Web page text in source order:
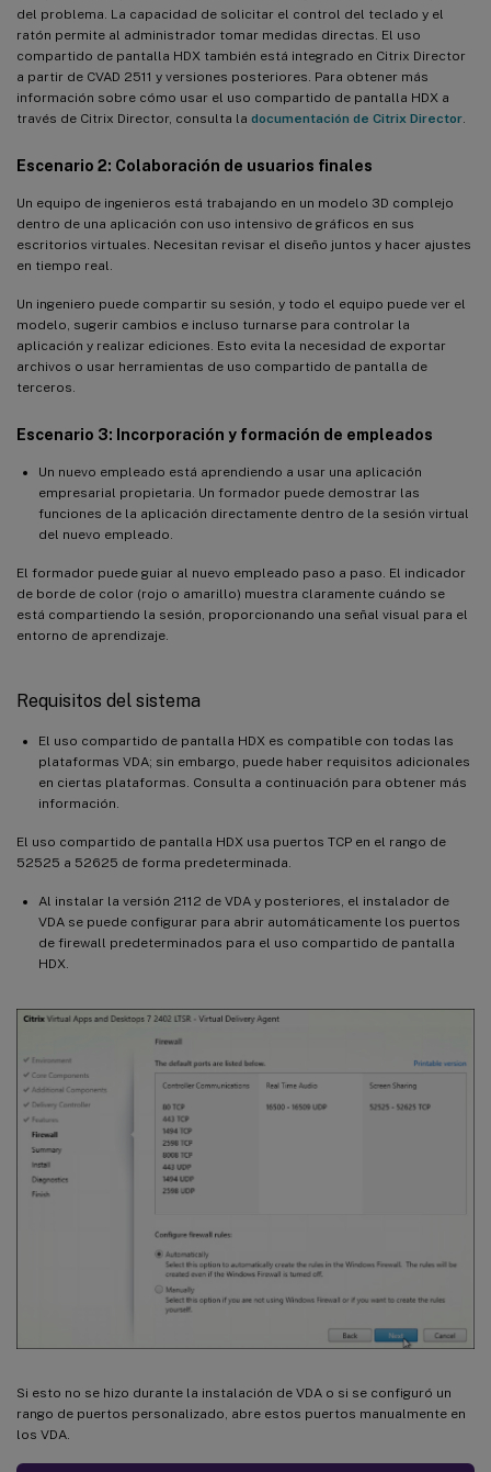
del problema. La capacidad de solicitar el control del teclado y el
ratón permite al administrador tomar medidas directas. El uso
compartido de pantalla HDX también está integrado en Citrix Director
a partir de CVAD 2511 y versiones posteriores. Para obtener más
información sobre cómo usar el uso compartido de pantalla HDX a
través de Citrix Director, consulta la documentación de Citrix Director.
Escenario 2: Colaboración de usuarios finales
Un equipo de ingenieros está trabajando en un modelo 3D complejo
dentro de una aplicación con uso intensivo de gráficos en sus
escritorios virtuales. Necesitan revisar el diseño juntos y hacer ajustes
en tiempo real.
Un ingeniero puede compartir su sesión, y todo el equipo puede ver el
modelo, sugerir cambios e incluso turnarse para controlar la
aplicación y realizar ediciones. Esto evita la necesidad de exportar
archivos o usar herramientas de uso compartido de pantalla de
terceros.
Escenario 3: Incorporación y formación de empleados
Un nuevo empleado está aprendiendo a usar una aplicación
empresarial propietaria. Un formador puede demostrar las
funciones de la aplicación directamente dentro de la sesión virtual
del nuevo empleado.
El formador puede guiar al nuevo empleado paso a paso. El indicador
de borde de color (rojo o amarillo) muestra claramente cuándo se
está compartiendo la sesión, proporcionando una señal visual para el
entorno de aprendizaje.
Requisitos del sistema
El uso compartido de pantalla HDX es compatible con todas las
plataformas VDA; sin embargo, puede haber requisitos adicionales
en ciertas plataformas. Consulta a continuación para obtener más
información.
El uso compartido de pantalla HDX usa puertos TCP en el rango de
52525 a 52625 de forma predeterminada.
Al instalar la versión 2112 de VDA y posteriores, el instalador de
VDA se puede configurar para abrir automáticamente los puertos
de firewall predeterminados para el uso compartido de pantalla
HDX.
Si esto no se hizo durante la instalación de VDA o si se configuró un
rango de puertos personalizado, abre estos puertos manualmente en
los VDA.